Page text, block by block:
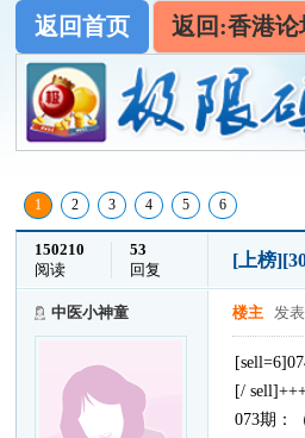
返回首页 返回:香港论
1 2 3 4 5 6
150210
阅读
53
回复
[上榜]
中医小神童 楼主 发
[/
073期：